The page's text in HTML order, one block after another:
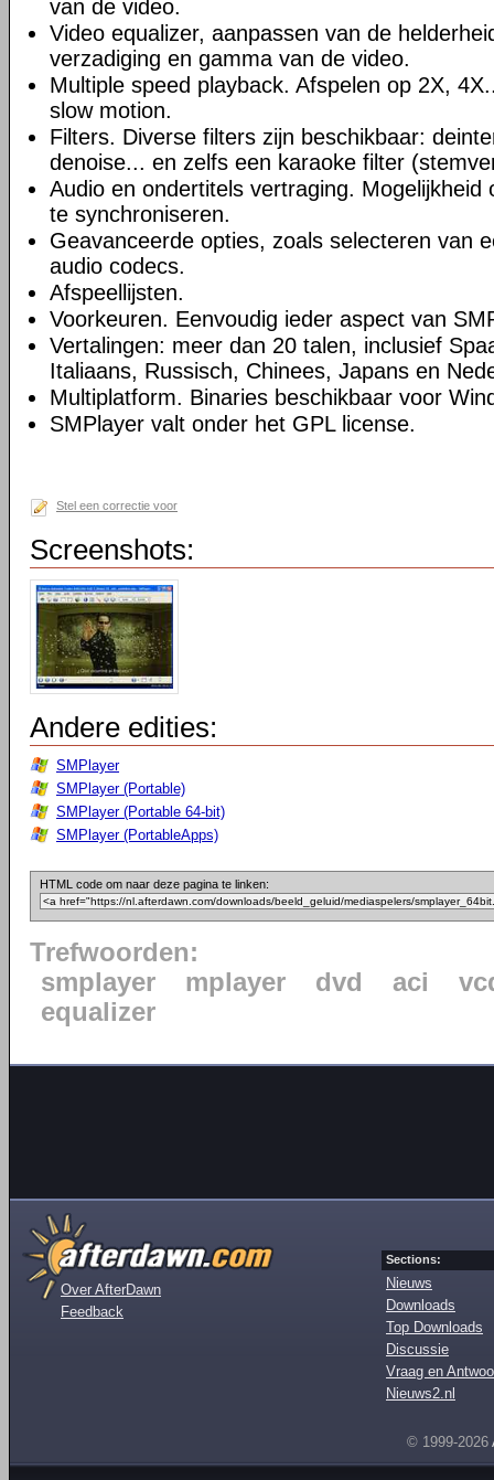
van de video.
Video equalizer, aanpassen van de
verzadiging en gamma van de video.
Multiple speed playback. Afspelen op 2X,
slow motion.
Filters. Diverse filters zijn beschikbaar:
denoise... en zelfs een karaoke filter
Audio en ondertitels vertraging. Mogelijkheid
te synchroniseren.
Geavanceerde opties, zoals selecteren van
audio codecs.
Afspeellijsten.
Voorkeuren. Eenvoudig ieder aspect van
Vertalingen: meer dan 20 talen, inclusief
Italiaans, Russisch, Chinees, Japans en
Multiplatform. Binaries beschikbaar voor
SMPlayer valt onder het GPL license.
Stel een correctie voor
Screenshots:
Andere edities:
SMPlayer
SMPlayer (Portable)
SMPlayer (Portable 64-bit)
SMPlayer (PortableApps)
HTML code om naar deze pagina te linken:
Trefwoorden:
smplayer
mplayer dvd aci
equalizer
Over AfterDawn
Feedback
Sections:
Nieuws
Downloads
Top Downloads
Discussie
Vraag en
Nieuws2.nl
© 1999-2026